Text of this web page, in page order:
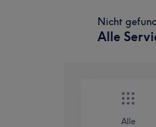
Nicht
Alle
Alle